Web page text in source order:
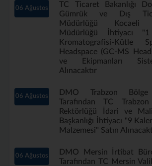
06 Ağustos
TC Ticaret Bakanlığı
Gümrük ve Dış
Müdürlüğü Kocaeli
Müdürlüğü İhtiyacı
Kromatografisi-Kütle
Headspace (GC-MS
ve Ekipmanları
Alınacaktır
06 Ağustos
DMO Trabzon Bölge
Tarafından TC
Rektörlüğü İdari ve
Başkanlığı İhtiyacı "9
Malzemesi" Satın
06 Ağustos
DMO Mersin İrtibat
Tarafından TC Mersin